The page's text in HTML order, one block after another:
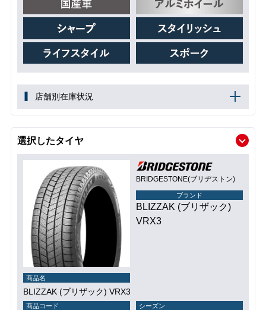
店舗別在庫状況
選択したタイヤ
BRIDGESTONE(ブリヂストン)
ブランド
BLIZZAK (ブリザック)
VRX3
商品名
BLIZZAK (ブリザック) VRX3
商品コード シーズン